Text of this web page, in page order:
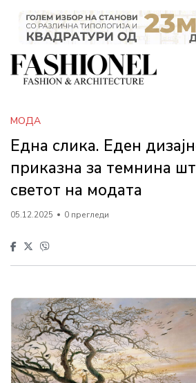
МОДА
Една слика. Еден
приказна за темнина
светот на модата
05.12.2025 0 прегледи